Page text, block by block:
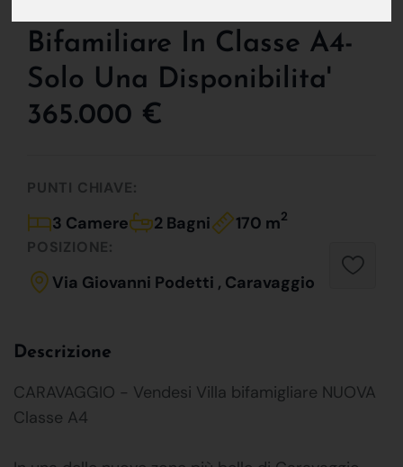
Bifamiliare In Classe A4-
Solo Una Disponibilita'
365.000 €
PUNTI CHIAVE:
3 Camere 2 Bagni 170 m2
POSIZIONE:
Via Giovanni Podetti , Caravaggio
Descrizione
CARAVAGGIO - Vendesi Villa bifamigliare NUOVA
Classe A4